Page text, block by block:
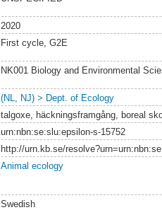
2020
First cycle, G2E
NK001 Biology and Environmental
(NL, NJ) > Dept. of Ecology
talgoxe, häckningsframgång, boreal
urn:nbn:se:slu:epsilon-s-15752
http://urn.kb.se/
Animal ecology
Swedish